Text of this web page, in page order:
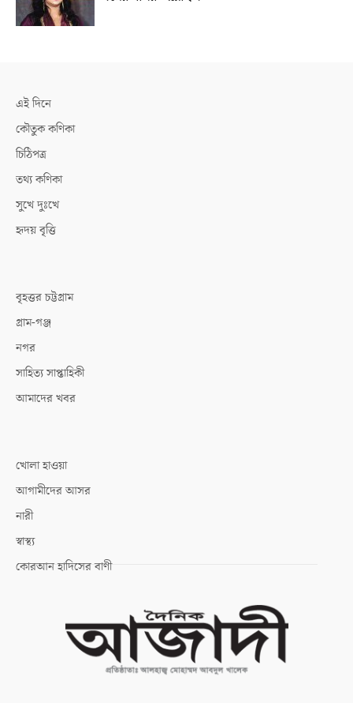
এই দিনে
কৌতুক কণিকা
চিঠিপত্র
তথ্য কণিকা
সুখে দুঃখে
হৃদয় বৃত্তি
বৃহত্তর চট্টগ্রাম
গ্রাম-গঞ্জ
নগর
সাহিত্য সাপ্তাহিকী
আমাদের খবর
খোলা হাওয়া
আগামীদের আসর
নারী
স্বাস্থ্য
কোরআন হাদিসের বাণী